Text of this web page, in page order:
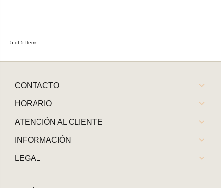
5 of 5 Items
CONTACTO
HORARIO
ATENCIÓN AL CLIENTE
INFORMACIÓN
LEGAL